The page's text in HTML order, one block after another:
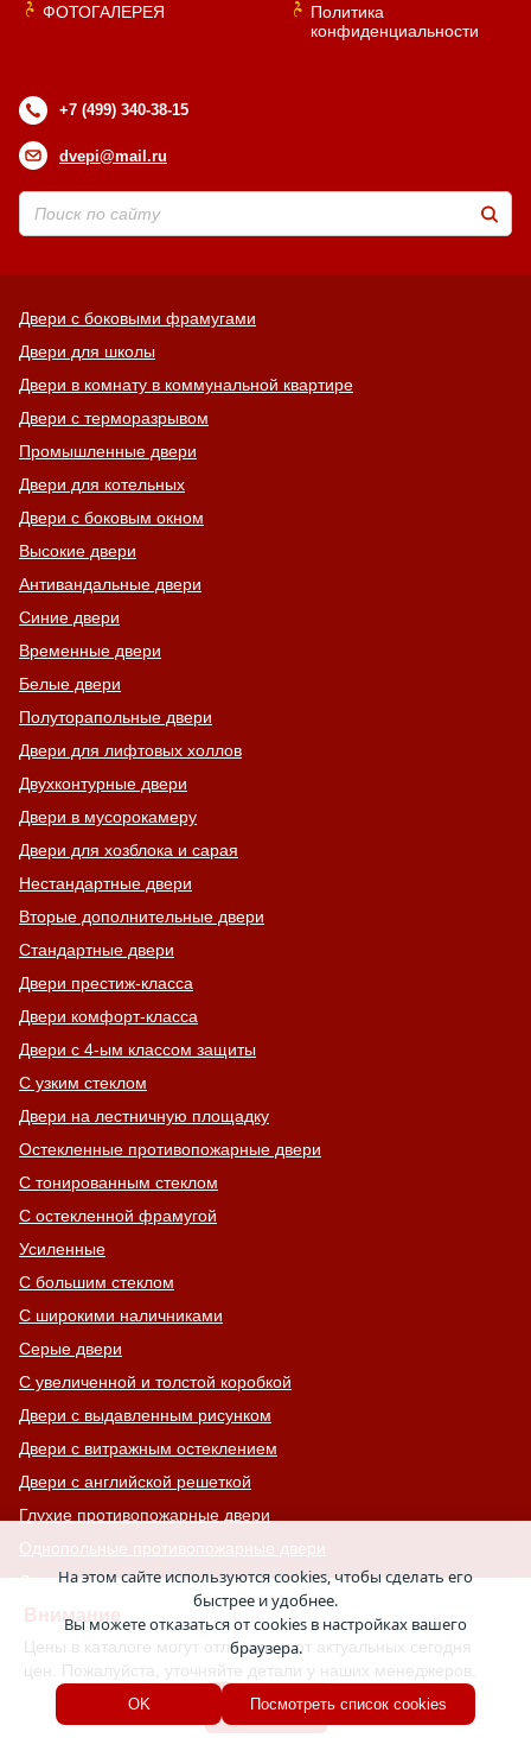
Внимание
Цены в каталоге могут отличаться от актуальных сегодня
цен. Пожалуйста, уточняйте детали у наших менеджеров.
Хорошо
ФОТОГАЛЕРЕЯ
Политика
конфиденциальности
+7 (499) 340-38-15
dvepi@mail.ru
Двери с боковыми фрамугами
Двери для школы
Двери в комнату в коммунальной квартире
Двери с терморазрывом
Промышленные двери
Двери для котельных
Двери с боковым окном
Высокие двери
Антивандальные двери
Синие двери
Временные двери
Белые двери
Полуторапольные двери
Двери для лифтовых холлов
Двухконтурные двери
Двери в мусорокамеру
Двери для хозблока и сарая
Нестандартные двери
Вторые дополнительные двери
Стандартные двери
Двери престиж-класса
Двери комфорт-класса
Двери с 4-ым классом защиты
С узким стеклом
Двери на лестничную площадку
Остекленные противопожарные двери
С тонированным стеклом
С остекленной фрамугой
Усиленные
С большим стеклом
С широкими наличниками
Серые двери
С увеличенной и толстой коробкой
Двери с выдавленным рисунком
Двери с витражным остеклением
Двери с английской решеткой
Глухие противопожарные двери
Однопольные противопожарные двери
Двери со львом
Двери Антипаника
Двери с окном сверху
Двери для хозяйственных помещений
Входные группы
На этом сайте используются cookies, чтобы сделать его
быстрее и удобнее.
Вы можете отказаться от cookies в настройках вашего
браузера.
OK Посмотреть список cookies